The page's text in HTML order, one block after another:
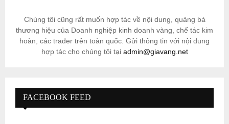
Chúng tôi cũng rất muốn hợp tác về nội dung, quảng bá
thương hiệu của Doanh nghiệp kinh doanh vàng, chế tác kim
hoàn, các trader trên toàn quốc. Gửi thông tin với nội dung
hợp tác cho chúng tôi tại admin@giavang.net
FACEBOOK FEED